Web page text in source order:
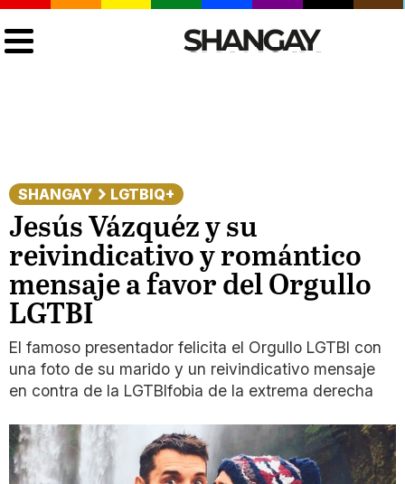
SHANGAY LGTBIQ+
Jesús Vázquéz y su
reivindicativo y romántico
mensaje a favor del Orgullo
LGTBI
El famoso presentador felicita el Orgullo LGTBI con
una foto de su marido y un reivindicativo mensaje
en contra de la LGTBIfobia de la extrema derecha